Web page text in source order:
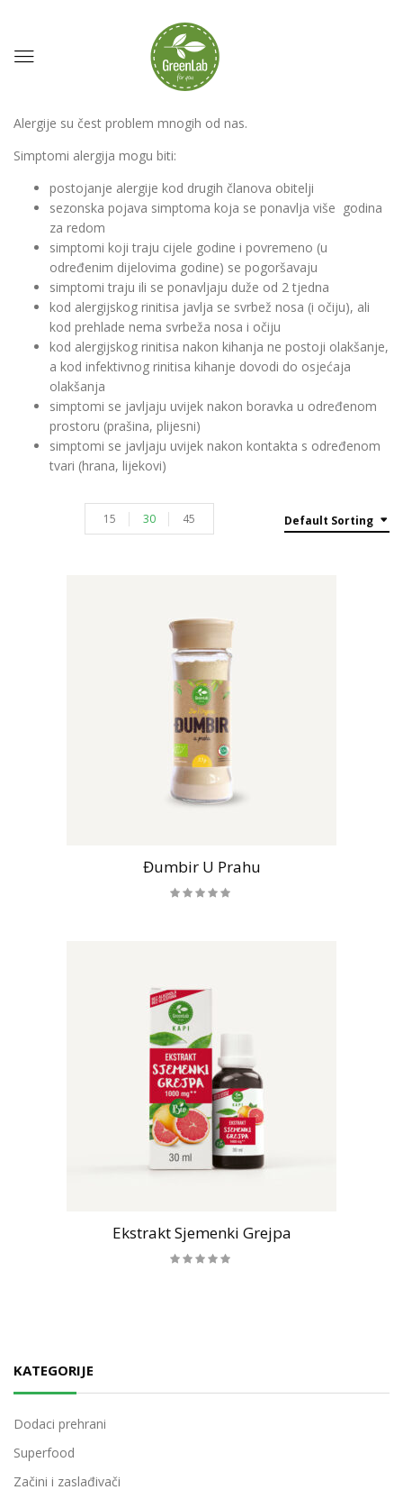
KATEGORIJE
Dodaci prehrani
Superfood
Začini i zaslađivači
Alergije su čest problem mnogih od nas.
Simptomi alergija mogu biti:
postojanje alergije kod drugih članova obitelji
sezonska pojava simptoma koja se ponavlja više godina
za redom
simptomi koji traju cijele godine i povremeno (u
određenim dijelovima godine) se pogoršavaju
simptomi traju ili se ponavljaju duže od 2 tjedna
kod alergijskog rinitisa javlja se svrbež nosa (i očiju), ali
kod prehlade nema svrbeža nosa i očiju
kod alergijskog rinitisa nakon kihanja ne postoji olakšanje,
a kod infektivnog rinitisa kihanje dovodi do osjećaja
olakšanja
simptomi se javljaju uvijek nakon boravka u određenom
prostoru (prašina, plijesni)
simptomi se javljaju uvijek nakon kontakta s određenom
tvari (hrana, lijekovi)
Default Sorting
15 30 45
Đumbir U Prahu
Ekstrakt Sjemenki Grejpa